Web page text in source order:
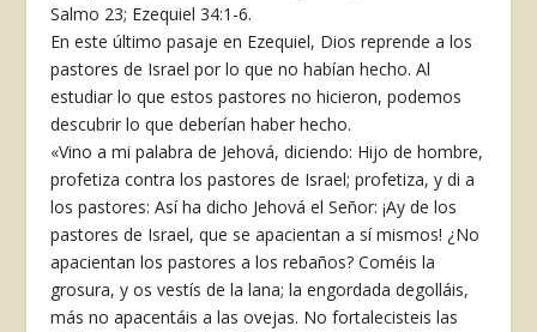
Salmo 23; Ezequiel 34:1-6.
En este último pasaje en Ezequiel, Dios reprende a los
pastores de Israel por lo que no habían hecho. Al
estudiar lo que estos pastores no hicieron, podemos
descubrir lo que deberían haber hecho.
«Vino a mi palabra de Jehová, diciendo: Hijo de hombre,
profetiza contra los pastores de Israel; profetiza, y di a
los pastores: Así ha dicho Jehová el Señor: ¡Ay de los
pastores de Israel, que se apacientan a sí mismos! ¿No
apacientan los pastores a los rebaños? Coméis la
grosura, y os vestís de la lana; la engordada degolláis,
más no apacentáis a las ovejas. No fortalecisteis las